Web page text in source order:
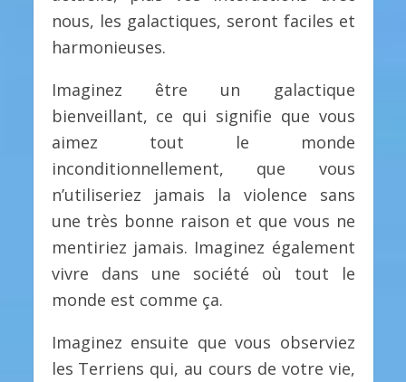
nous, les galactiques, seront faciles et
harmonieuses.
Imaginez être un galactique
bienveillant, ce qui signifie que vous
aimez tout le monde
inconditionnellement, que vous
n’utiliseriez jamais la violence sans
une très bonne raison et que vous ne
mentiriez jamais. Imaginez également
vivre dans une société où tout le
monde est comme ça.
Imaginez ensuite que vous observiez
les Terriens qui, au cours de votre vie,